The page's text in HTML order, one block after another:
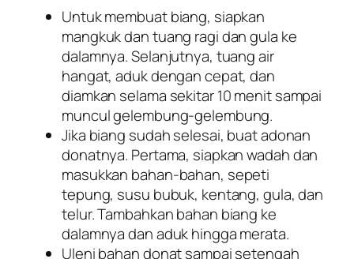
Untuk membuat biang, siapkan
mangkuk dan tuang ragi dan gula ke
dalamnya. Selanjutnya, tuang air
hangat, aduk dengan cepat, dan
diamkan selama sekitar 10 menit sampai
muncul gelembung-gelembung.
Jika biang sudah selesai, buat adonan
donatnya. Pertama, siapkan wadah dan
masukkan bahan-bahan, sepeti
tepung, susu bubuk, kentang, gula, dan
telur. Tambahkan bahan biang ke
dalamnya dan aduk hingga merata.
Uleni bahan donat sampai setengah